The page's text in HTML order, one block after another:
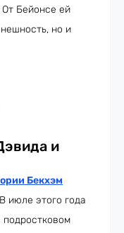
Бейонсе ей
но и
и
Бекхэм
июле этого года
подростковом